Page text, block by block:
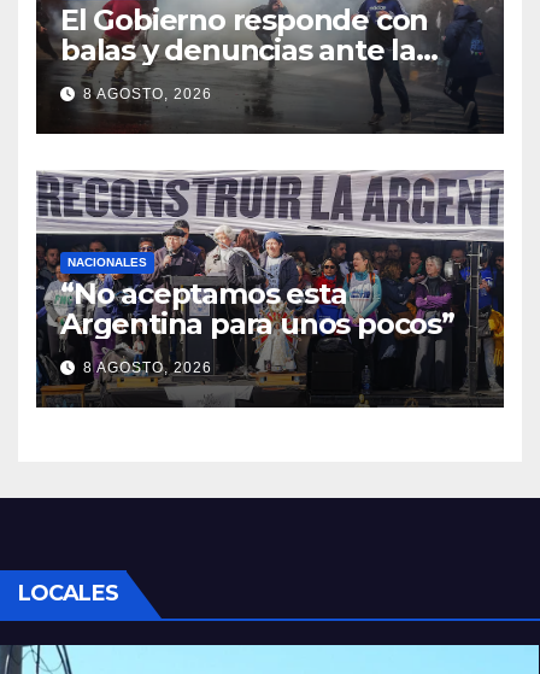
El Gobierno responde con
balas y denuncias ante la
protesta
8 AGOSTO, 2026
NACIONALES
“No aceptamos esta
Argentina para unos pocos”
8 AGOSTO, 2026
LOCALES